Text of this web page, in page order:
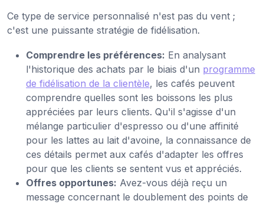
Ce type de service personnalisé n'est pas du vent ;
c'est une puissante stratégie de fidélisation.
Comprendre les préférences: En analysant
l'historique des achats par le biais d'un programme
de fidélisation de la clientèle, les cafés peuvent
comprendre quelles sont les boissons les plus
appréciées par leurs clients. Qu'il s'agisse d'un
mélange particulier d'espresso ou d'une affinité
pour les lattes au lait d'avoine, la connaissance de
ces détails permet aux cafés d'adapter les offres
pour que les clients se sentent vus et appréciés.
Offres opportunes: Avez-vous déjà reçu un
message concernant le doublement des points de